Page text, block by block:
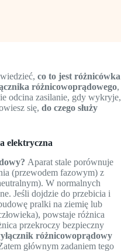
co to jest różnicówka
różnicowoprądowego,
odcina zasilanie, gdy wykryje,
się, do czego służy
elektryczna
Aparat stale porównuje
(przewodem fazowym) z
W normalnych
Jeśli dojdzie do przebicia i
pralki na ziemię lub
powstaje różnica
przekroczy bezpieczny
różnicowoprądowy
głównym zadaniem tego